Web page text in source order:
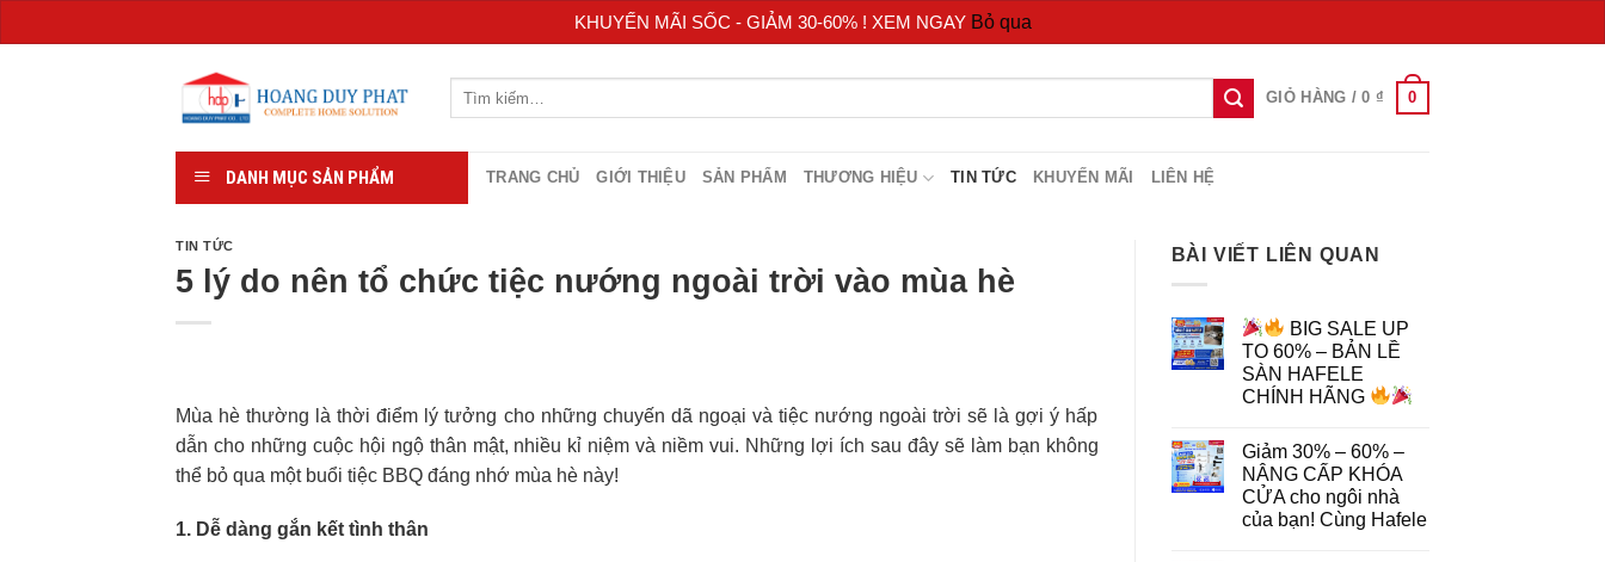
KHUYẾN MÃI SỐC - GIẢM 30-60% ! XEM NGAY Bỏ qua
GIỎ HÀNG /0 ₫ 0
DANH MỤC SẢN PHẨM TRANG CHỦ GIỚI THIỆU SẢN PHẨM THƯƠNG HIỆU TIN TỨC KHUYẾN MÃI LIÊN HỆ
TIN TỨC
5 lý do nên tổ chức tiệc nướng ngoài trời vào mùa hè
Mùa hè thường là thời điểm lý tưởng cho những chuyến dã ngoại và tiệc nướng ngoài trời sẽ là gợi ý hấp
dẫn cho những cuộc hội ngộ thân mật, nhiều kỉ niệm và niềm vui. Những lợi ích sau đây sẽ làm bạn không
thể bỏ qua một buổi tiệc BBQ đáng nhớ mùa hè này!
1. Dễ dàng gắn kết tình thân
BÀI VIẾT LIÊN QUAN
BIG SALE UP
TO 60% – BẢN LỀ
SÀN HAFELE
CHÍNH HÃNG
Giảm 30% – 60% –
NÂNG CẤP KHÓA
CỬA cho ngôi nhà
của bạn! Cùng Hafele